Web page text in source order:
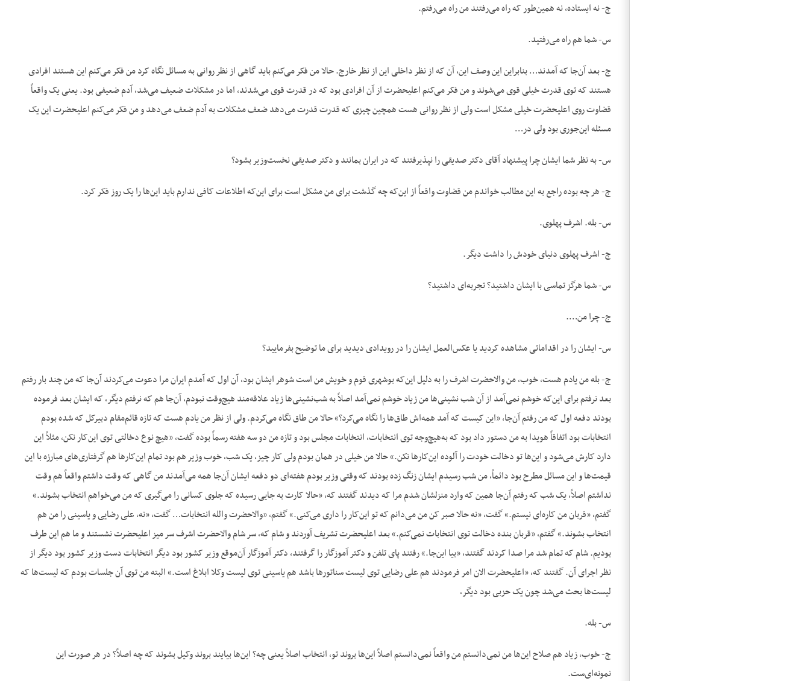
ج- نه ایستاده، نه همین‌طور که راه می‌رفتند من راه می‌رفتم.
س- شما هم راه می‌رفتید.
ج- بعد آن‌جا که آمدند… بنابراین این وصف این، آن که از نظر داخلی این از نظر خارج. حالا من فکر می‌کنم باید گاهی از نظر روانی به مسائل نگاه کرد من فکر می‌کنم این هستند افرادی
هستند که توی قدرت خیلی قوی می‌شوند و من فکر می‌کنم اعلیحضرت از آن افرادی بود که در قدرت قوی می‌شدند، اما در مشکلات ضعیف می‌شد، آدم ضعیفی بود. یعنی یک واقعاً
قضاوت روی اعلیحضرت خیلی مشکل است ولی از نظر روانی هست همچین چیزی که قدرت قدرت می‌دهد ضعف مشکلات به آدم ضعف می‌دهد و من فکر می‌کنم اعلیحضرت این یک
مسئله این‌جوری بود ولی در…
س- به نظر شما ایشان چرا پیشنهاد آقای دکتر صدیقی را نپذیرفتند که در ایران بمانند و دکتر صدیقی نخست‌وزیر بشود؟
ج- هر چه بوده راجع به این مطالب خواندم من قضاوت واقعاً از این‌که چه گذشت برای من مشکل است برای این‌که اطلاعات کافی ندارم باید این‌ها را یک روز فکر کرد.
س- بله. اشرف پهلوی.
ج- اشرف پهلوی دنیای خودش را داشت دیگر.
س- شما هرگز تماسی با ایشان داشتید؟ تجربه‌ای داشتید؟
ج- چرا من….
س- ایشان را در اقداماتی مشاهده کردید یا عکس‌العمل ایشان را در رویدادی دیدید برای ما توضیح بفرمایید؟
ج- بله من یادم هست، خوب، من والاحضرت اشرف را به دلیل این‌که بوشهری قوم و خویش من است شوهر ایشان بود، آن اول که آمدم ایران مرا دعوت می‌کردند آن‌جا که من چند بار رفتم
بعد نرفتم برای این‌که خوشم نمی‌آمد از آن شب نشینی‌ها من زیاد خوشم نمی‌آمد اصلاً به شب‌نشینی‌ها زیاد علاقه‌مند هیچ‌وقت نبودم، آن‌جا هم که نرفتم دیگر، که ایشان بعد فرموده
بودند دفعه اول که من رفتم آن‌جا، «این کیست که آمد همه‌اش طاق‌ها را نگاه می‌کرد؟» حالا من طاق نگاه می‌کردم. ولی از نظر من یادم هست که تازه قائم‌مقام دبیرکل که شده بودم
انتخابات بود اتفاقاً هویدا به من دستور داد بود که به‌هیچ‌وجه توی انتخابات، انتخابات مجلس بود و تازه من دو سه هفته رسماً بوده گفت، «هیچ نوع دخالتی توی این‌کار نکن، مثلاً این
دارد کارش می‌شود و این‌ها تو دخالت خودت را آلوده این‌کارها نکن.» حالا من خیلی در همان بودم ولی کار چیز، یک شب، خوب وزیر هم بود تمام این‌کارها هم گرفتاری‌های مبارزه با این
قیمت‌ها و این مسائل مطرح بود دائماً، من شب رسیدم ایشان زنگ زده بودند که وقتی وزیر بودم هفته‌ای دو دفعه ایشان آن‌جا همه می‌آمدند من گاهی که وقت داشتم واقعاً هم وقت
نداشتم اصلاً، یک شب که رفتم آن‌جا همین که وارد منزلشان شدم مرا که دیدند گفتند که، «حالا کارت به جایی رسیده که جلوی کسانی را می‌گیری که من می‌خواهم انتخاب بشوند.»
گفتم، «قربان من کاره‌ای نیستم.» گفت، «نه حالا صبر کن من می‌دانم که تو این‌کار را داری می‌کنی.» گفتم، «والاحضرت والله انتخابات… گفت، «نه، علی رضایی و یاسینی را من هم
انتخاب بشوند.» گفتم، «قربان بنده دخالت توی انتخابات نمی‌کنم.» بعد اعلیحضرت تشریف آوردند و شام که، سر شام والاحضرت اشرف سر میز اعلیحضرت نشستند و ما هم این طرف
بودیم. شام که تمام شد مرا صدا کردند گفتند، «بیا این‌جا.» رفتند پای تلفن و دکتر آموزگار را گرفتند، دکتر آموزگار آن‌موقع وزیر کشور بود دیگر انتخابات دست وزیر کشور بود دیگر از
نظر اجرای آن. گفتند که، «اعلیحضرت الان امر فرمودند هم علی رضایی توی لیست سناتورها باشد هم یاسینی توی لیست وکلا ابلاغ است.» البته من توی آن جلسات بودم که لیست‌ها که
لیست‌ها بحث می‌شد چون یک حزبی بود دیگر،
س- بله.
ج- خوب، زیاد هم صلاح این‌ها من نمی‌دانستم من واقعاً نمی‌دانستم اصلاً این‌ها بروند تو، انتخاب اصلاً یعنی چه؟ این‌ها بیایند بروند وکیل بشوند که چه اصلاً؟ در هر صورت این
نمونه‌ای‌ست.